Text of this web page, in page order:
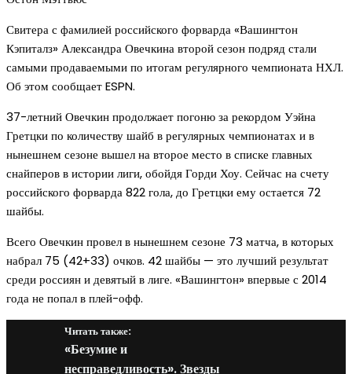
Свитера с фамилией российского форварда «Вашингтон
Кэпиталз» Александра Овечкина второй сезон подряд стали
самыми продаваемыми по итогам регулярного чемпионата НХЛ.
Об этом сообщает ESPN.
37-летний Овечкин продолжает погоню за рекордом Уэйна
Гретцки по количеству шайб в регулярных чемпионатах и в
нынешнем сезоне вышел на второе место в списке главных
снайперов в истории лиги, обойдя Горди Хоу. Сейчас на счету
российского форварда 822 гола, до Гретцки ему остается 72
шайбы.
Всего Овечкин провел в нынешнем сезоне 73 матча, в которых
набрал 75 (42+33) очков. 42 шайбы — это лучший результат
среди россиян и девятый в лиге. «Вашингтон» впервые с 2014
года не попал в плей-офф.
Читать также:
«Безумие и
несправедливость». Звезды